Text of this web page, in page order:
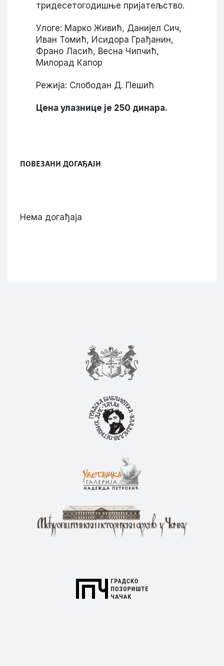
тридесетогодишње пријатељство.
Улоге: Марко Живић, Данијел Сич,
Иван Томић, Исидора Грађанин,
Франо Ласић, Весна Чипчић,
Милорад Капор
Режија: Слободан Д. Пешић
Цена улазнице је 250 динара.
ПОВЕЗАНИ ДОГАЂАЈИ
Нема догађаја